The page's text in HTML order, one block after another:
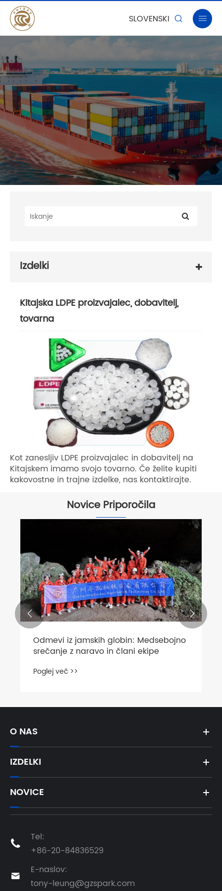
SLOVENSKI  
Izdelki
Kitajska LDPE proizvajalec, dobavitelj,
tovarna
Kot zanesljiv LDPE proizvajalec in dobavitelj na
Kitajskem imamo svojo tovarno. Če želite kupiti
kakovostne in trajne izdelke, nas kontaktirajte.
Novice Priporočila
Odmevi iz jamskih globin: Medsebojno
srečanje z naravo in člani ekipe
Poglej več >>
 
O NAS
IZDELKI
NOVICE

Tel:
+86-20-84836529

E-naslov:
tony-leung@gzspark.com